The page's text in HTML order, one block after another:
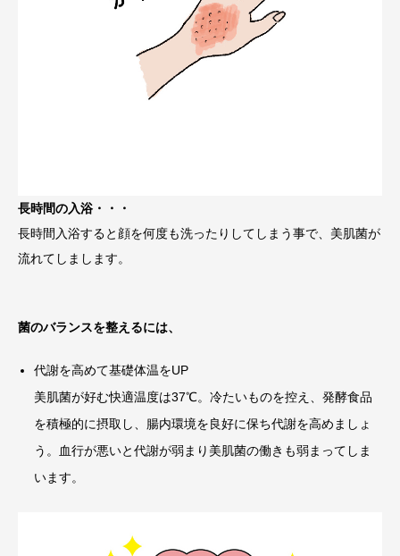
長時間の入浴・・・
長時間入浴すると顔を何度も洗ったりしてしまう事で、美肌菌が
流れてしまします。
菌のバランスを整えるには、
代謝を高めて基礎体温をUP
美肌菌が好む快適温度は37℃。冷たいものを控え、発酵食品
を積極的に摂取し、腸内環境を良好に保ち代謝を高めましょ
う。血行が悪いと代謝が弱まり美肌菌の働きも弱まってしま
います。